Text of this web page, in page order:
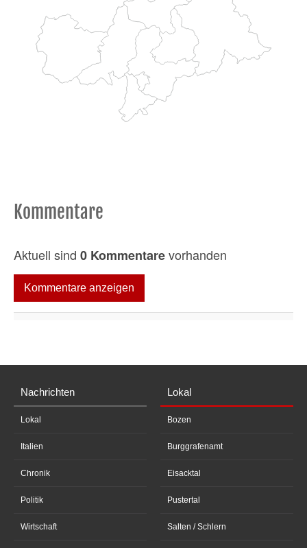
Kommentare
Aktuell sind 0 Kommentarevorhanden
Kommentare anzeigen
Nachrichten
Lokal
Italien
Chronik
Politik
Wirtschaft
Lokal
Bozen
Burggrafenamt
Eisacktal
Pustertal
Salten / Schlern